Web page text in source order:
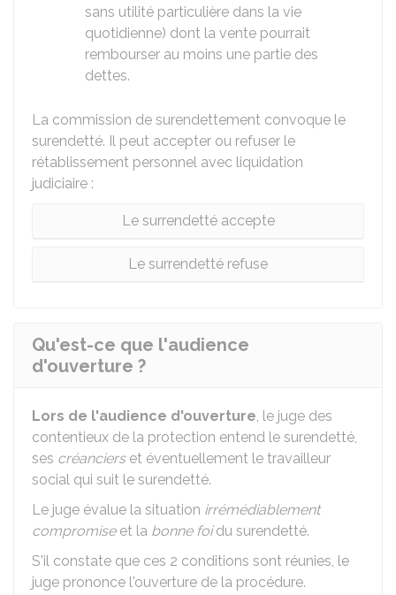
sans utilité particulière dans la vie
quotidienne) dont la vente pourrait
rembourser au moins une partie des
dettes.
La commission de surendettement convoque le
surendetté. Il peut accepter ou refuser le
rétablissement personnel avec liquidation
judiciaire :
Le surrendetté accepte
Le surrendetté refuse
Qu'est-ce que l'audience
d'ouverture ?
Lors de l'audience d'ouverture, le juge des
contentieux de la protection entend le surendetté,
ses créancierset éventuellement le travailleur
social qui suit le surendetté.
Le juge évalue la situation irrémédiablement
compromiseet la bonne foidu surendetté.
S'il constate que ces 2 conditions sont réunies, le
juge prononce l'ouverture de la procédure.